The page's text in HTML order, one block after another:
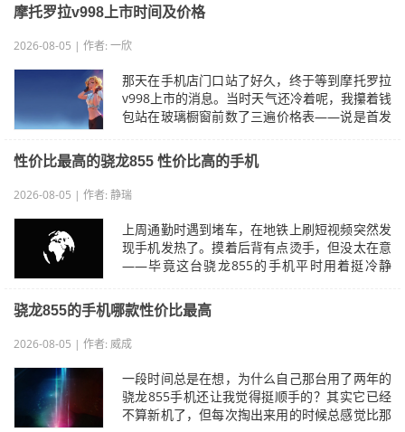
摩托罗拉v998上市时间及价格
2026-08-05 | 作者: 一欣
那天在手机店门口站了好久，终于等到摩托罗拉
v998上市的消息。当时天气还冷着呢，我攥着钱
包站在玻璃橱窗前数了三遍价格表——说是首发
性价比最高的骁龙855 性价比高的手机
2026-08-05 | 作者: 静瑞
上周通勤时遇到堵车，在地铁上刷短视频突然发
现手机发热了。摸着后背有点烫手，但没太在意
——毕竟这台骁龙855的手机平时用着挺冷静
骁龙855的手机哪款性价比最高
2026-08-05 | 作者: 威成
一段时间总是在想，为什么自己那台用了两年的
骁龙855手机还让我觉得挺顺手的？其实它已经
不算新机了，但每次掏出来用的时候总感觉比那